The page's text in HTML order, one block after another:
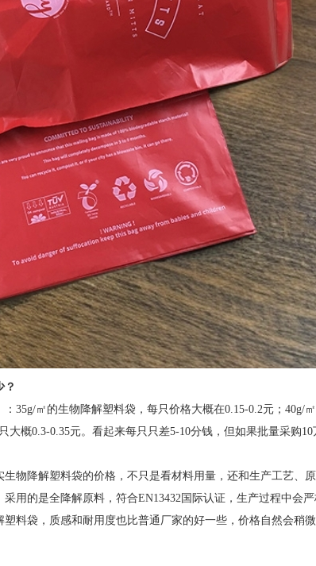
？
35g/㎡的生物降解塑料袋，每只价格大概在0.15-0.2元；40g/
大概0.3-0.35元。看起来每只只差5-10分钱，但如果批量采购
物降解塑料袋的价格，不只是看材料用量，还和生产工艺、
用的是全降解原料，符合EN13432国际认证，生产过程中会
料袋，质感和耐用度也比普通厂家的好一些，价格自然会稍